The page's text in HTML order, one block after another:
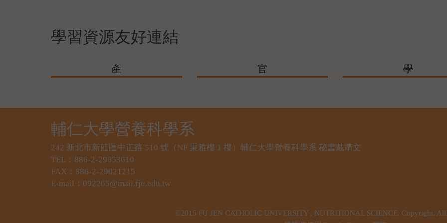
學習資源友好連結
產 官 學
輔仁大學營養科學系
242 新北市新莊區中正路 510 號（NF 秉雅樓 1 樓）輔仁大學營養科學系 秘書戴靖文
TEL：886-2-29053610
FAX：886-2-29021215
E-mail：092265@mail.fju.edu.tw
©2015 FU JEN CATHOLIC UNIVERSITY , NUTRITIONAL SCIENCE. Copyright. All